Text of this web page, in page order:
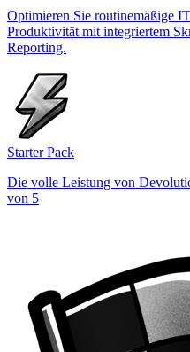
Optimieren Sie routinemäßige
Produktivität mit integriertem
Reporting.
Starter Pack
Die volle Leistung von
von 5